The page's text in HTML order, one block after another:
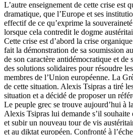
L’autre enseignement de cette crise est
dramatique, que l’Europe et ses
effectif de ce qu’exprime la
lorsque cela contredit le dogme
Cette crise est d’abord la crise
fait la démonstration de sa soumission
de son caractère antidémocratique et de
des solutions solidaires pour résoudre
membres de l’Union européenne. La
de cette situation. Alexis Tsipras a tiré
situation et a décidé de proposer un
Le peuple grec se trouve aujourd’hui à
Alexis Tsipras lui demande s’il
et subir un nouveau tour de vis
et au diktat européen. Confronté à